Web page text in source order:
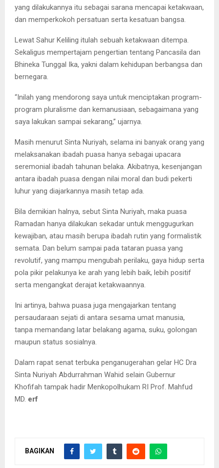
yang dilakukannya itu sebagai sarana mencapai ketakwaan,
dan memperkokoh persatuan serta kesatuan bangsa.
Lewat Sahur Keliling itulah sebuah ketakwaan ditempa.
Sekaligus mempertajam pengertian tentang Pancasila dan
Bhineka Tunggal Ika, yakni dalam kehidupan berbangsa dan
bernegara.
“Inilah yang mendorong saya untuk menciptakan program-
program pluralisme dan kemanusiaan, sebagaimana yang
saya lakukan sampai sekarang,” ujarnya.
Masih menurut Sinta Nuriyah, selama ini banyak orang yang
melaksanakan ibadah puasa hanya sebagai upacara
seremonial ibadah tahunan belaka. Akibatnya, kesenjangan
antara ibadah puasa dengan nilai moral dan budi pekerti
luhur yang diajarkannya masih tetap ada.
Bila demikian halnya, sebut Sinta Nuriyah, maka puasa
Ramadan hanya dilakukan sekadar untuk menggugurkan
kewajiban, atau masih berupa ibadah rutin yang formalistik
semata. Dan belum sampai pada tataran puasa yang
revolutif, yang mampu mengubah perilaku, gaya hidup serta
pola pikir pelakunya ke arah yang lebih baik, lebih positif
serta mengangkat derajat ketakwaannya.
Ini artinya, bahwa puasa juga mengajarkan tentang
persaudaraan sejati di antara sesama umat manusia,
tanpa memandang latar belakang agama, suku, golongan
maupun status sosialnya.
Dalam rapat senat terbuka penganugerahan gelar HC Dra
Sinta Nuriyah Abdurrahman Wahid selain Gubernur
Khofifah tampak hadir Menkopolhukam RI Prof. Mahfud
MD. erf
BAGIKAN